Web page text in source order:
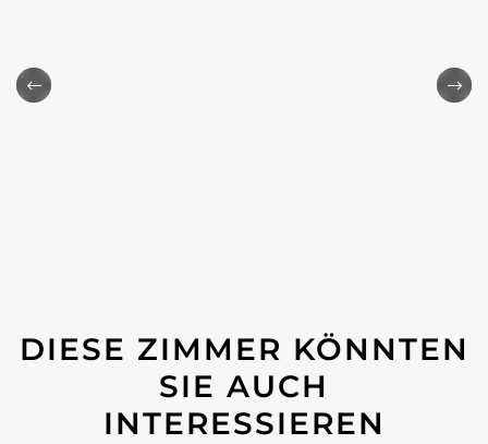
DIESE ZIMMER KÖNNTEN
SIE AUCH
INTERESSIEREN